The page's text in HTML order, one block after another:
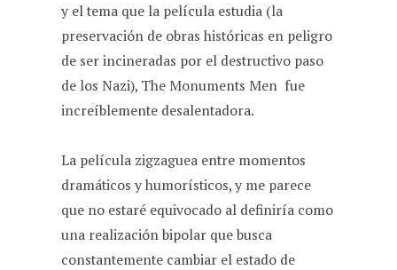
y el tema que la película estudia (la
preservación de obras históricas en peligro
de ser incineradas por el destructivo paso
de los Nazi), The Monuments Men fue
increíblemente desalentadora.
La película zigzaguea entre momentos
dramáticos y humorísticos, y me parece
que no estaré equivocado al definiría como
una realización bipolar que busca
constantemente cambiar el estado de